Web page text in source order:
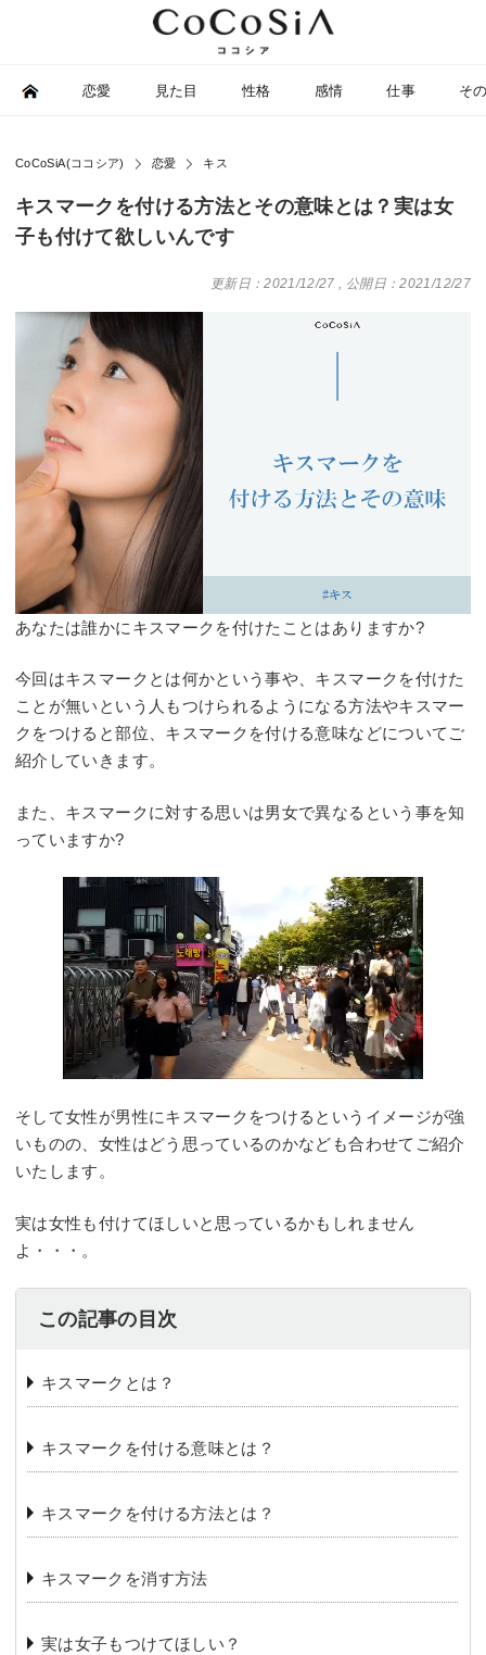
恋愛 見た目 性格 感情 仕事 そ
CoCoSiA(ココシア) 恋愛 キス
キスマークを付ける方法とその意味とは？実は女
子も付けて欲しいんです
更新日：2021/12/27 , 公開日：2021/12/27
あなたは誰かにキスマークを付けたことはありますか?
今回はキスマークとは何かという事や、キスマークを付けた
ことが無いという人もつけられるようになる方法やキスマー
クをつけると部位、キスマークを付ける意味などについてご
紹介していきます。
また、キスマークに対する思いは男女で異なるという事を知
っていますか?
そして女性が男性にキスマークをつけるというイメージが強
いものの、女性はどう思っているのかなども合わせてご紹介
いたします。
実は女性も付けてほしいと思っているかもしれません
よ・・・。
この記事の目次
キスマークとは？
キスマークを付ける意味とは？
キスマークを付ける方法とは？
キスマークを消す方法
実は女子もつけてほしい？